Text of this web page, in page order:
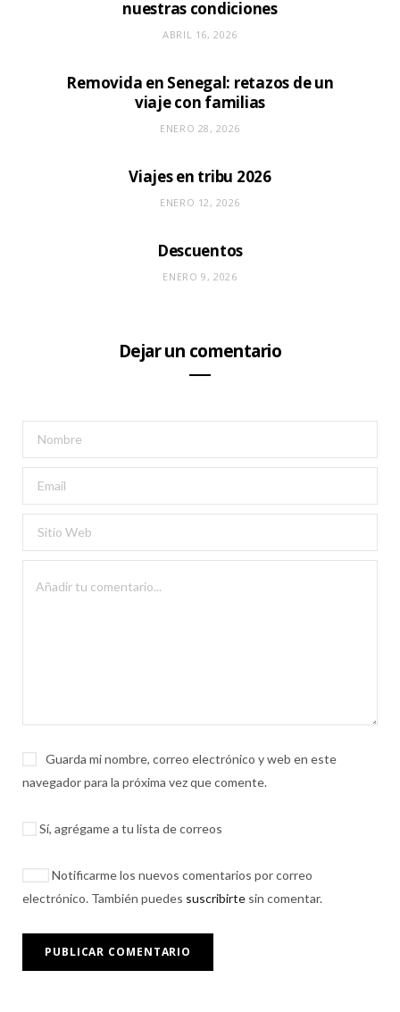
nuestras condiciones
ABRIL 16, 2026
Removida en Senegal: retazos de un
viaje con familias
ENERO 28, 2026
Viajes en tribu 2026
ENERO 12, 2026
Descuentos
ENERO 9, 2026
Dejar un comentario
Guarda mi nombre, correo electrónico y web en este
navegador para la próxima vez que comente.
Sí, agrégame a tu lista de correos
Notificarme los nuevos comentarios por correo
electrónico. También puedes suscribirte sin comentar.